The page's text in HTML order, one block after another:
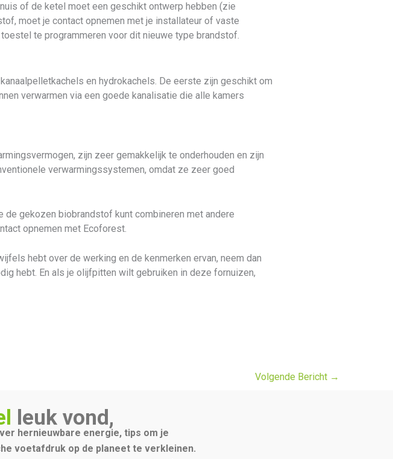
of de ketel moet een geschikt ontwerp hebben (zie
moet je contact opnemen met je installateur of vaste
te programmeren voor dit nieuwe type brandstof.
en hydrokachels. De eerste zijn geschikt om
verwarmen via een goede kanalisatie die alle kamers
zijn zeer gemakkelijk te onderhouden en zijn
verwarmingssystemen, omdat ze zeer goed
gekozen biobrandstof kunt combineren met andere
opnemen met Ecoforest.
hebt over de werking en de kenmerken ervan, neem dan
hebt. En als je olijfpitten wilt gebruiken in deze fornuizen,
Volgende Bericht →
leuk vond,
hernieuwbare energie, tips om je
voetafdruk op de planeet te verkleinen.